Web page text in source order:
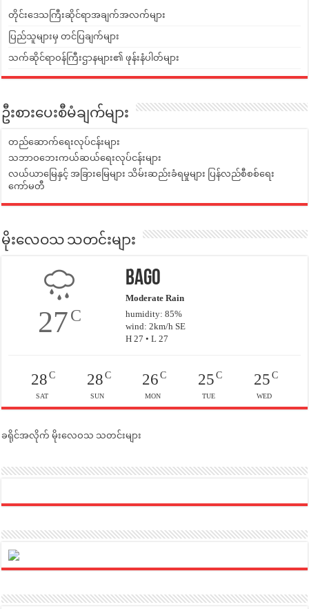
တိုင်းဒေသကြီးဆိုင်ရာအချက်အလက်များ
ပြည်သူများမှ တင်ပြချက်များ
သက်ဆိုင်ရာဝန်ကြီးဌာနများ၏ ဖုန်းနံပါတ်များ
ဦးစားပေးစီမံချက်များ
တည်ဆောက်ရေးလုပ်ငန်းများ
သဘာဝဘေးကယ်ဆယ်ရေးလုပ်ငန်းများ
လယ်ယာမြေနှင့် အခြားမြေများ သိမ်းဆည်းခံရမှုများ ပြန်လည်စီစစ်ရေး
ကော်မတီ
မိုးလေဝသ သတင်းများ
27C
Bago
Moderate Rain
humidity: 85%
wind: 2km/h SE
H 27 • L 27
28C
SAT
28C
SUN
26 C
MON
25C
TUE
25C
WED
ခရိုင်အလိုက် မိုးလေဝသ သတင်းများ